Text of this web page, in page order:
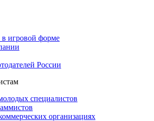
игровой форме
России
специалистов
организациях